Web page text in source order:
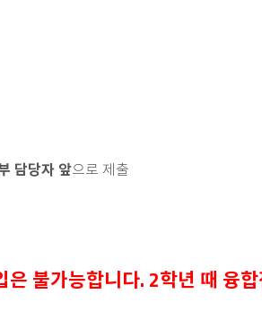
담당자 앞으로 제출
은 불가능합니다. 2학년 때 융